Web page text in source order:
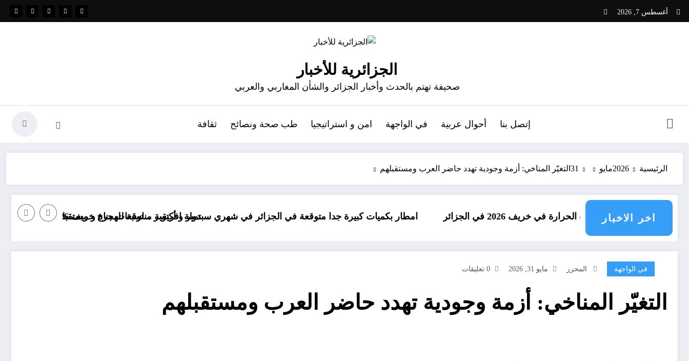
التجاوز
أغسطس 7, 2026
الجزائرية للأخبار
صحيفة تهتم بالحدث وأخبار الجزائر والشأن المغاربي والعربي
إتصل بنا أحوال عربية في الواجهة امن و استراتيجيا طب صحة ونصائح ثقافة
الرئيسية 2026مايو 31 التغيّر المناخي: أزمة وجودية تهدد حاضر العرب ومستقبلهم
اخر الاخبار
درجات الحرارة في خريف 2026 في الجزائر امطار بكميات كبيرة جدا متوقعة في الجزائر في شهري سبتمبر و أكتوبر .. توقعات مناخ خريف 2026 الجزائر
دولة افريقية مناسبة للهجرة و مستقبلها كبير “منريد الخبز
في الواجهة المحرر مايو 31, 2026 0 تعليقات
التغيّر المناخي: أزمة وجودية تهدد حاضر العرب ومستقبلهم